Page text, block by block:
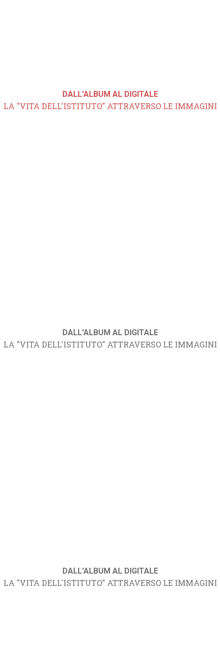
DALL'ALBUM AL DIGITALE
LA "VITA DELL'ISTITUTO" ATTRAVERSO LE IMMAGINI
DALL'ALBUM AL DIGITALE
LA "VITA DELL'ISTITUTO" ATTRAVERSO LE IMMAGINI
DALL'ALBUM AL DIGITALE
LA "VITA DELL'ISTITUTO" ATTRAVERSO LE IMMAGINI